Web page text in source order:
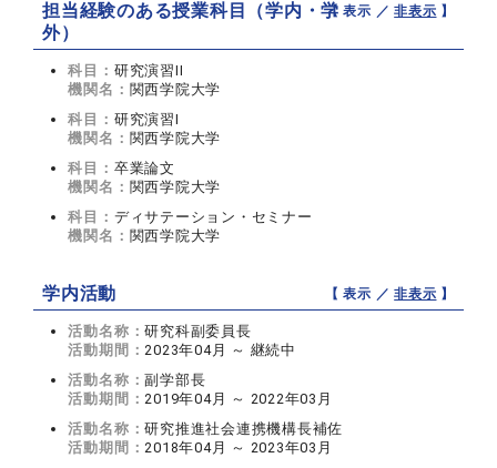
担当経験のある授業科目（学内・学
外）
【 表示 ／非表示 】
科目： 研究演習II
機関名： 関西学院大学
科目： 研究演習I
機関名： 関西学院大学
科目： 卒業論文
機関名： 関西学院大学
科目： ディサテーション・セミナー
機関名： 関西学院大学
学内活動 【 表示 ／非表示 】
活動名称：研究科副委員長
活動期間：2023年04月 ～ 継続中
活動名称：副学部長
活動期間：2019年04月 ～ 2022年03月
活動名称：研究推進社会連携機構長補佐
活動期間：2018年04月 ～ 2023年03月